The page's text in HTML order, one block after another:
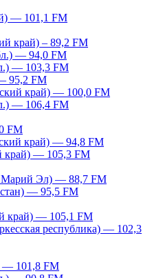
— 101,1 FM
край) – 89,2 FM
— 94,0 FM
— 103,3 FM
95,2 FM
край) — 100,0 FM
— 106,4 FM
FM
край) — 94,8 FM
край) — 105,3 FM
Марий Эл) — 88,7 FM
— 95,5 FM
край) — 105,1 FM
республика) — 102,3
— 101,8 FM